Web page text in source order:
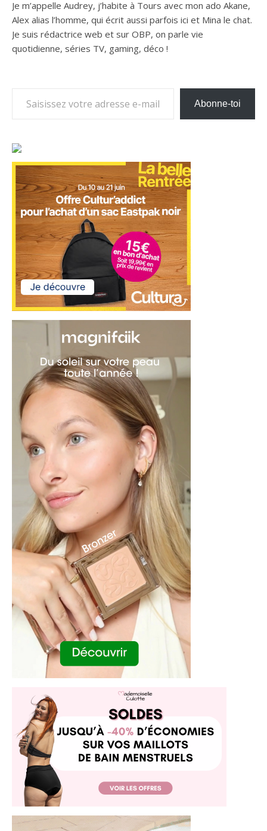
Je m’appelle Audrey, j’habite à Tours avec mon ado Akane,
Alex alias l’homme, qui écrit aussi parfois ici et Mina le chat.
Je suis rédactrice web et sur OBP, on parle vie
quotidienne, séries TV, gaming, déco !
Abonne-toi